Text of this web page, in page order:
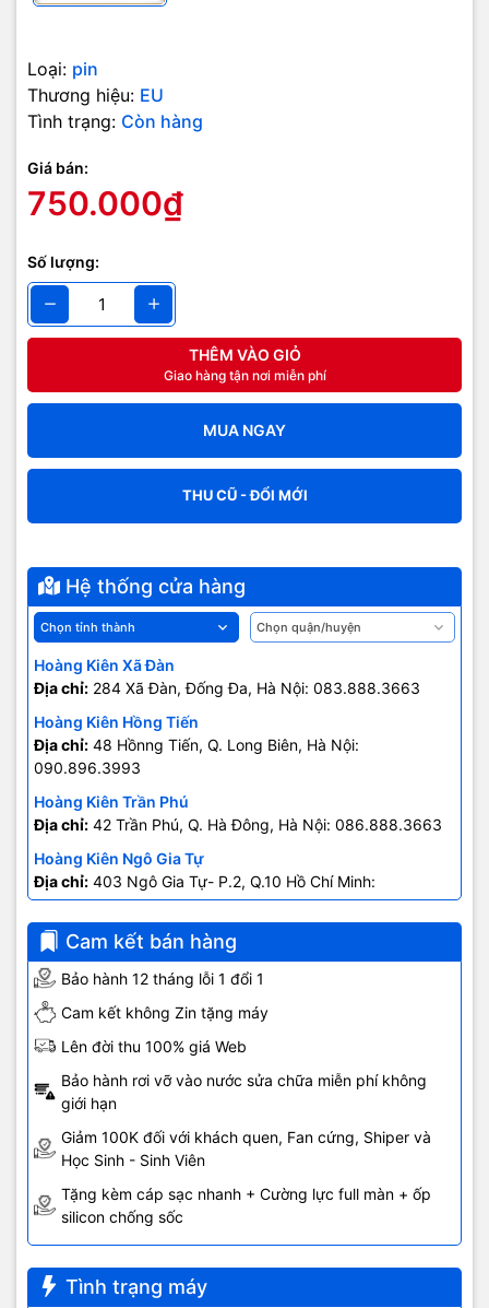
Loại: pin
Thương hiệu: EU
Tình trạng: Còn hàng
Giá bán:
750.000₫
Số lượng:
THÊM VÀO GIỎ
Giao hàng tận nơi miễn phí
MUA NGAY
THU CŨ - ĐỔI MỚI
Hệ thống cửa hàng
Hoàng Kiên Xã Đàn
Địa chỉ: 284 Xã Đàn, Đống Đa, Hà Nội: 083.888.3663
Hoàng Kiên Hồng Tiến
Địa chỉ: 48 Hồnng Tiến, Q. Long Biên, Hà Nội:
090.896.3993
Hoàng Kiên Trần Phú
Địa chỉ: 42 Trần Phú, Q. Hà Đông, Hà Nội: 086.888.3663
Hoàng Kiên Ngô Gia Tự
Địa chỉ: 403 Ngô Gia Tự- P.2, Q.10 Hồ Chí Minh:
0707.678.707
Cam kết bán hàng
Bảo hành 12 tháng lỗi 1 đổi 1
Cam kết không Zin tặng máy
Lên đời thu 100% giá Web
Bảo hành rơi vỡ vào nước sửa chữa miễn phí không
giới hạn
Giảm 100K đối với khách quen, Fan cứng, Shiper và
Học Sinh - Sinh Viên
Tặng kèm cáp sạc nhanh + Cường lực full màn + ốp
silicon chống sốc
Tình trạng máy